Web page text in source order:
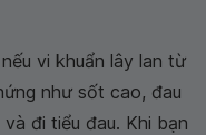
vi khuẩn lây lan từ
như sốt cao, đau
đi tiểu đau. Khi bạn